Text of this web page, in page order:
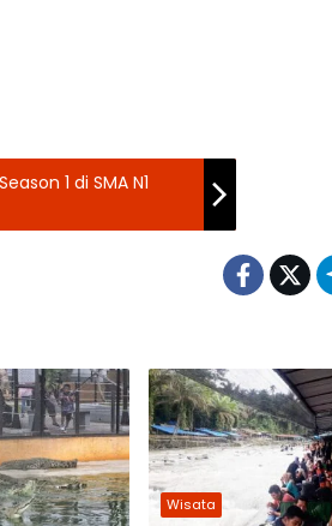
1 di SMA N1
Wisata